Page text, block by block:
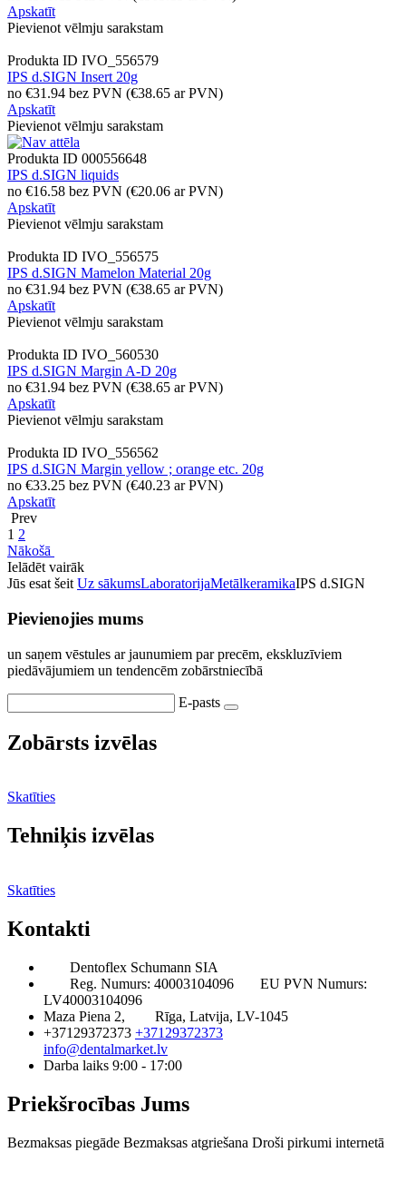
Apskatīt
Pievienot vēlmju sarakstam
Produkta ID IVO_556579
IPS d.SIGN Insert 20g
no €31.94 bez PVN (€38.65 ar PVN)
Apskatīt
Pievienot vēlmju sarakstam
Produkta ID 000556648
IPS d.SIGN liquids
no €16.58 bez PVN (€20.06 ar PVN)
Apskatīt
Pievienot vēlmju sarakstam
Produkta ID IVO_556575
IPS d.SIGN Mamelon Material 20g
no €31.94 bez PVN (€38.65 ar PVN)
Apskatīt
Pievienot vēlmju sarakstam
Produkta ID IVO_560530
IPS d.SIGN Margin A-D 20g
no €31.94 bez PVN (€38.65 ar PVN)
Apskatīt
Pievienot vēlmju sarakstam
Produkta ID IVO_556562
IPS d.SIGN Margin yellow ; orange etc. 20g
no €33.25 bez PVN (€40.23 ar PVN)
Apskatīt
Prev
1 2
Nākošā
Ielādēt vairāk
Jūs esat šeit Uz sākumsLaboratorijaMetālkeramikaIPS d.SIGN
Pievienojies mums
un saņem vēstules ar jaunumiem par precēm, ekskluzīviem
piedāvājumiem un tendencēm zobārstniecībā
E-pasts
Zobārsts izvēlas
Skatīties
Tehniķis izvēlas
Skatīties
Kontakti
Dentoflex Schumann SIA
Reg. Numurs: 40003104096
EU PVN Numurs:
LV40003104096
Maza Piena 2,
Rīga, Latvija, LV-1045
+37129372373 +37129372373
info@dentalmarket.lv
Darba laiks 9:00 - 17:00
Priekšrocības Jums
Bezmaksas piegāde Bezmaksas atgriešana Droši pirkumi internetā